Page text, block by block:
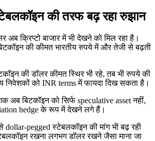
की तरफ बढ़ रहा रुझान
अब क्रिप्टो बाजार में भी देखने को मिल रहा है।
की कीमत भारतीय रुपये में और तेजी से बढ़ती
की डॉलर कीमत स्थिर भी रहे, तब भी रुपये की
निवेशकों को INR terms में फायदा दिख सकता है।
अब बिटकॉइन को सिर्फ speculative asset नहीं,
hedge के रूप में देखने लगे हैं।
pegged स्टेबलकॉइन की मांग भी बढ़ रही
रखना लगभग डॉलर रखने जैसा माना जा